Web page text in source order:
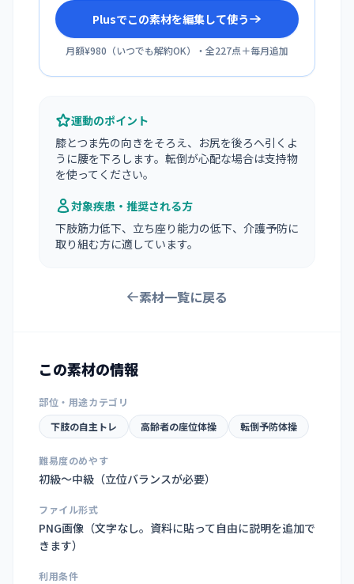
Plusでこの素材を編集して使う
月額¥980 （いつでも解約OK）・全227点＋毎月追加
運動のポイント
膝とつま先の向きをそろえ、お尻を後ろへ引くよ
うに腰を下ろします。転倒が心配な場合は支持物
を使ってください。
対象疾患・推奨される方
下肢筋力低下、立ち座り能力の低下、介護予防に
取り組む方に適しています。
素材一覧に戻る
この素材の情報
部位・用途カテゴリ
下肢の自主トレ
高齢者の座位体操 転倒予防体操
難易度のめやす
初級〜中級（立位バランスが必要）
ファイル形式
PNG画像（文字なし。資料に貼って自由に説明を追加で
きます）
利用条件